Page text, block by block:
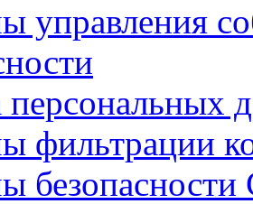
управления
персональных
фильтрации
безопасности